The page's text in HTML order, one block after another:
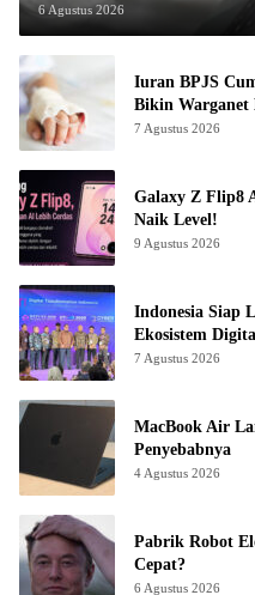
6 Agustus 2026
Iuran BPJS
Bikin Warganet
7 Agustus 2026
Galaxy Z Flip8
Naik Level!
9 Agustus 2026
Indonesia Siap
Ekosistem
7 Agustus 2026
MacBook Air
Penyebabnya
4 Agustus 2026
Pabrik Robot
Cepat?
6 Agustus 2026